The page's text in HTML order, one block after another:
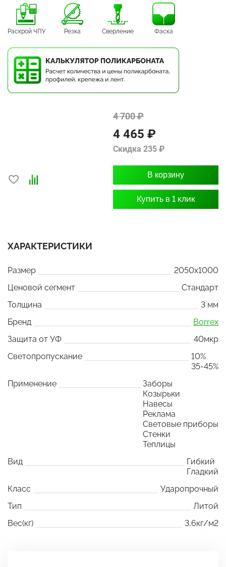
Раскрой ЧПУ Резка Сверление Фаска
4 700 ₽
4 465 ₽
Скидка 235 ₽
В корзину
Купить в 1 клик
ХАРАКТЕРИСТИКИ
Размер
2050x1000
Ценовой сегмент
Стандарт
Толщина
3 мм
Бренд
Borrex
Защита от УФ
40мкр
Светопропускание
10%
35-45%
Применение
Заборы
Козырьки
Навесы
Реклама
Световые приборы
Стенки
Теплицы
Вид
Гибкий
Гладкий
Класс
Ударопрочный
Тип
Литой
Вес(кг)
3,6кг/м2